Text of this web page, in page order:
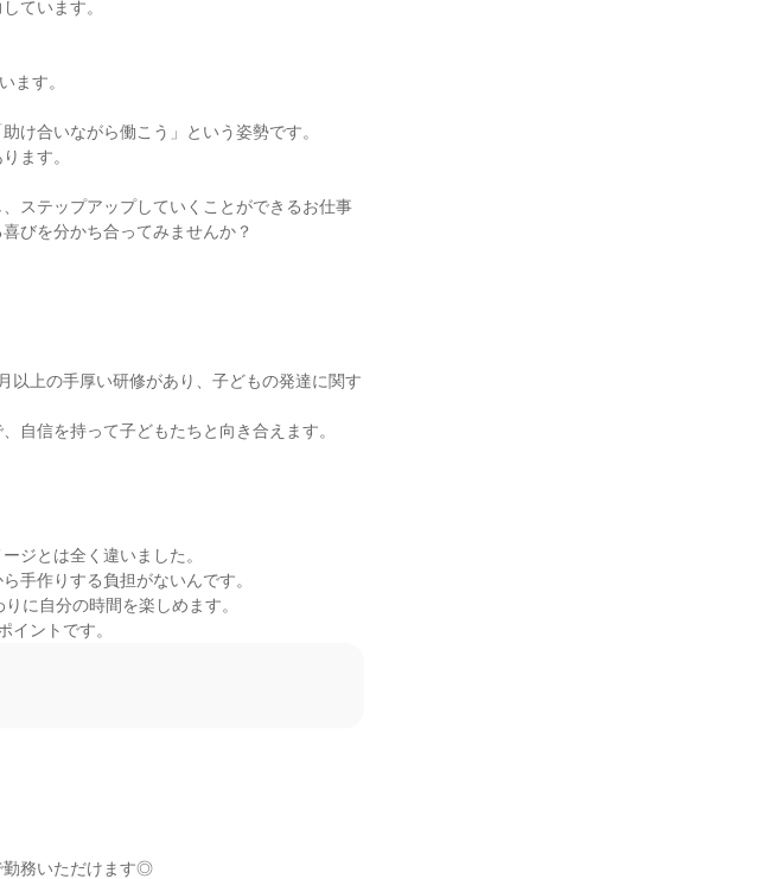
ています。
ます。
け合いながら働こう」という姿勢です。
ます。
ステップアップしていくことができるお仕事
びを分かち合ってみませんか？
以上の手厚い研修があり、子どもの発達に関す
自信を持って子どもたちと向き合えます。
ジとは全く違いました。
手作りする負担がないんです。
に自分の時間を楽しめます。
イントです。
勤務いただけます◎